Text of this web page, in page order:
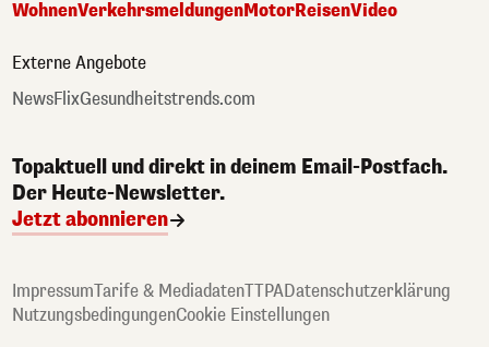
WohnenVerkehrsmeldungenMotorReisenVideo
Externe Angebote
NewsFlixGesundheitstrends.com
Topaktuell und direkt in deinem Email-Postfach.
Der Heute-Newsletter.
Jetzt abonnieren
ImpressumTarife & MediadatenTTPADatenschutzerklärung
NutzungsbedingungenCookie Einstellungen